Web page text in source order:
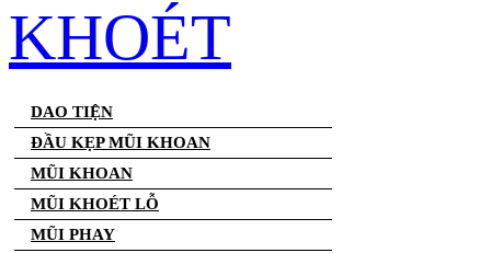
KHOÉT
DAO TIỆN
ĐẦU KẸP MŨI KHOAN
MŨI KHOAN
MŨI KHOÉT LỖ
MŨI PHAY